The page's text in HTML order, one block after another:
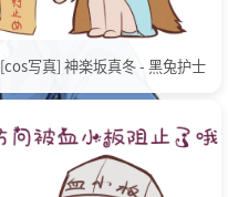
[cos写真] 神楽坂真冬 - 黑兔护士